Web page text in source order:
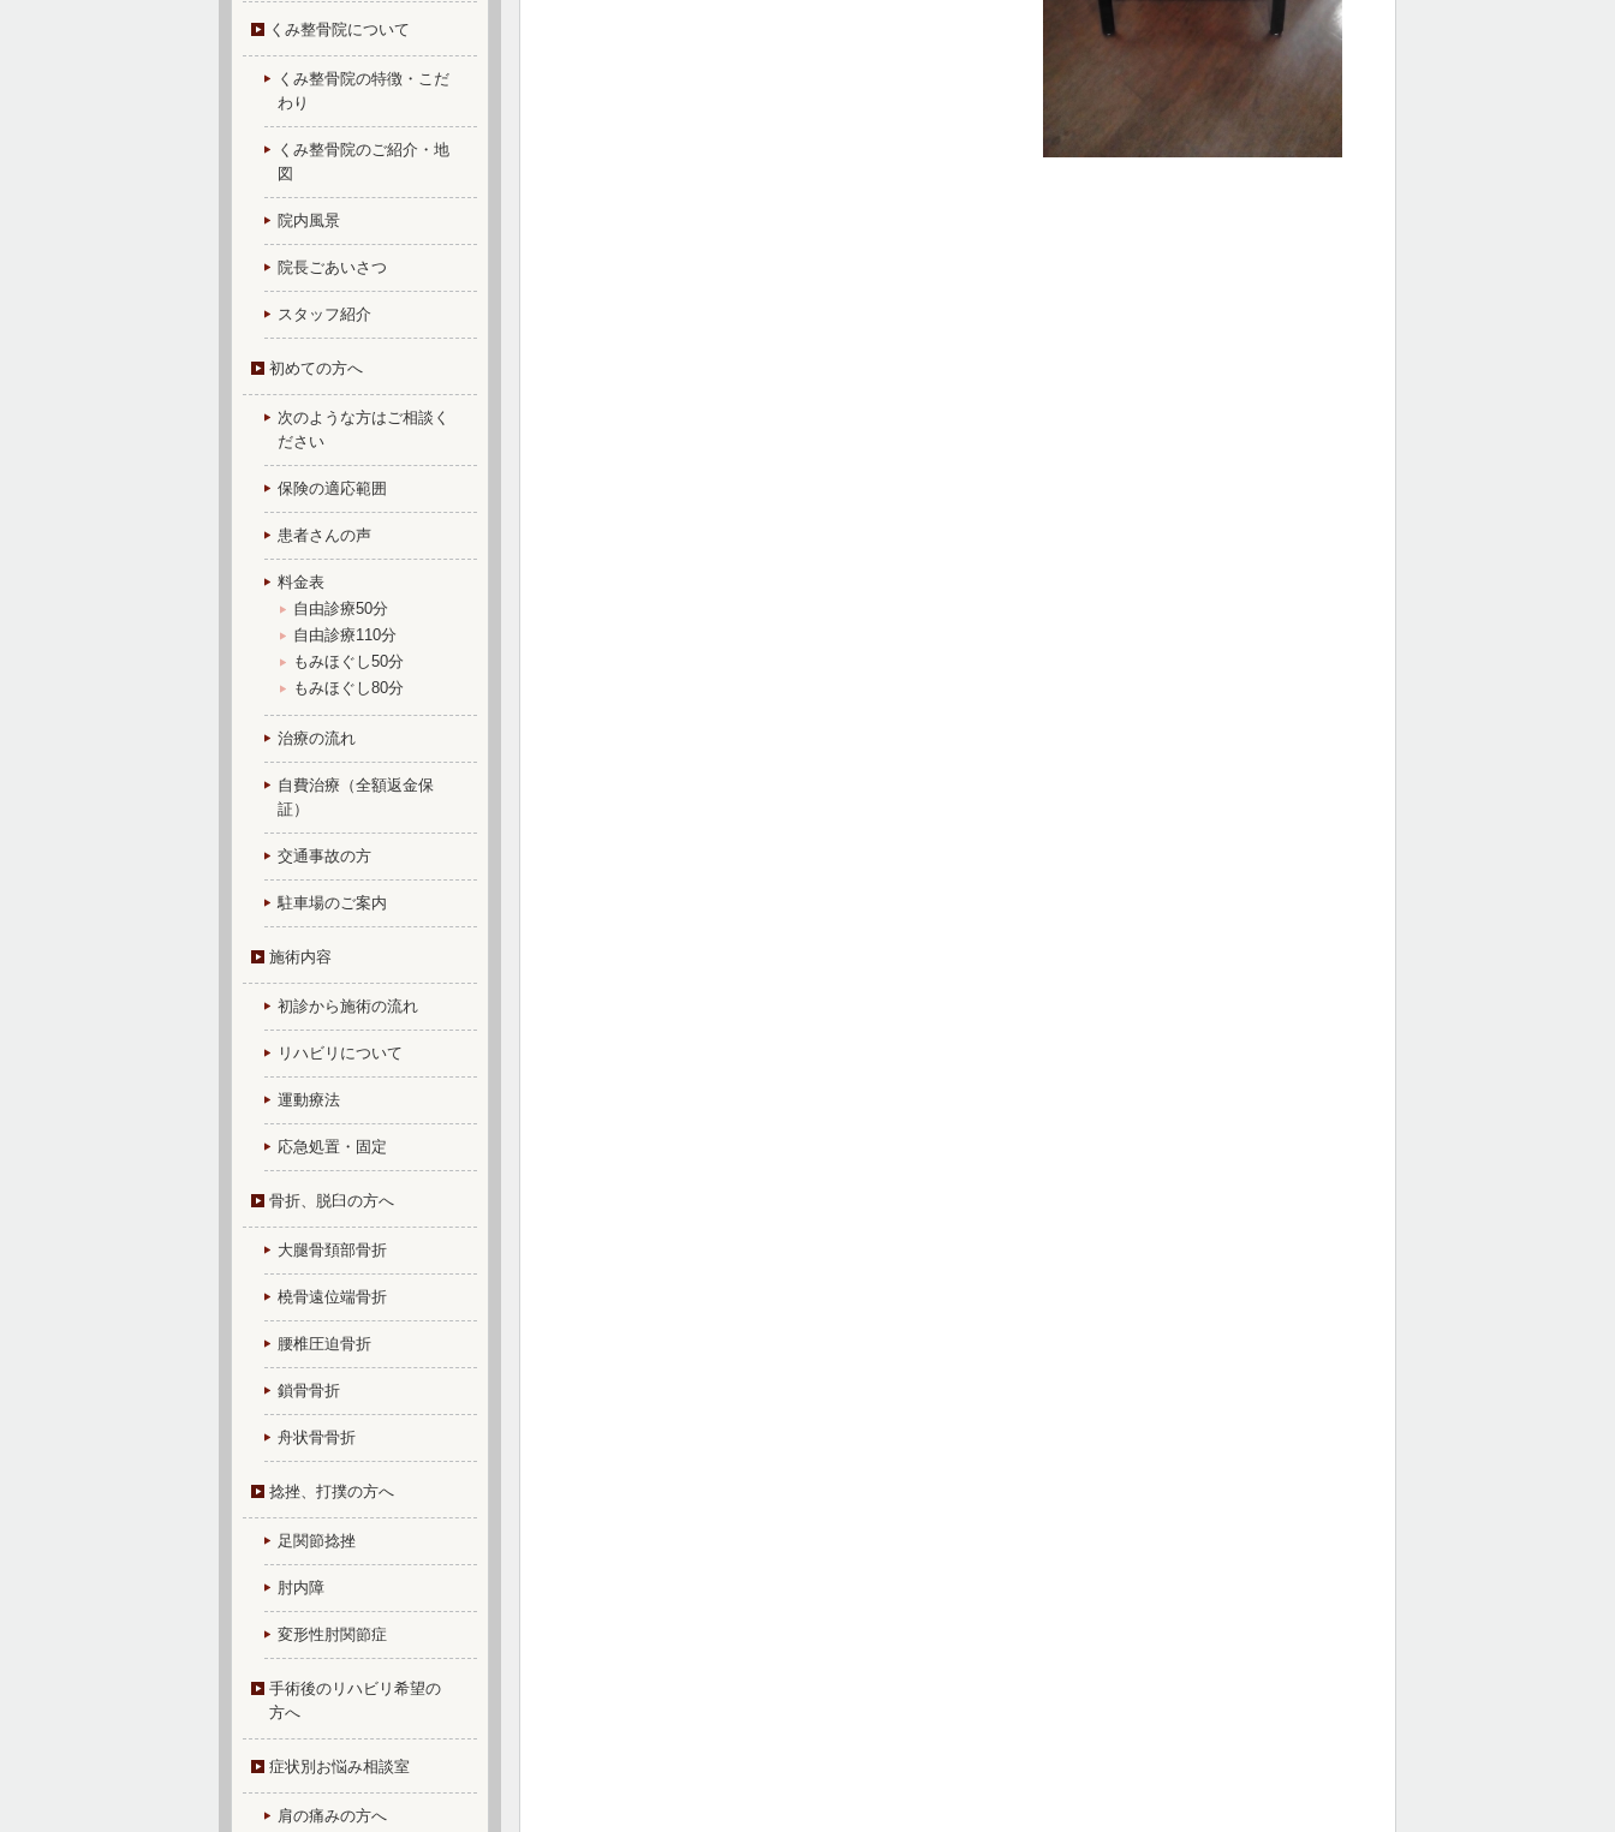
くみ整骨院について
くみ整骨院の特徴・こだ
わり
くみ整骨院のご紹介・地
図
院内風景
院長ごあいさつ
スタッフ紹介
初めての方へ
次のような方はご相談く
ださい
保険の適応範囲
患者さんの声
料金表
自由診療50分
自由診療110分
もみほぐし50分
もみほぐし80分
治療の流れ
自費治療（全額返金保
証）
交通事故の方
駐車場のご案内
施術内容
初診から施術の流れ
リハビリについて
運動療法
応急処置・固定
骨折、脱臼の方へ
大腿骨頚部骨折
橈骨遠位端骨折
腰椎圧迫骨折
鎖骨骨折
舟状骨骨折
捻挫、打撲の方へ
足関節捻挫
肘内障
変形性肘関節症
手術後のリハビリ希望の
方へ
症状別お悩み相談室
肩の痛みの方へ